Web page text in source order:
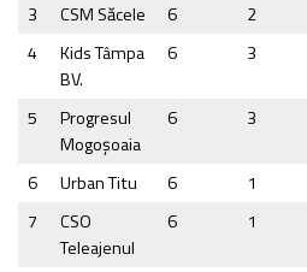
3
CSM Săcele 6 2
4
Kids Tâmpa
BV.
6 3
5
Progresul
Mogoşoaia
6 3
6 Urban Titu 6 1
7
CSO
Teleajenul
6 1